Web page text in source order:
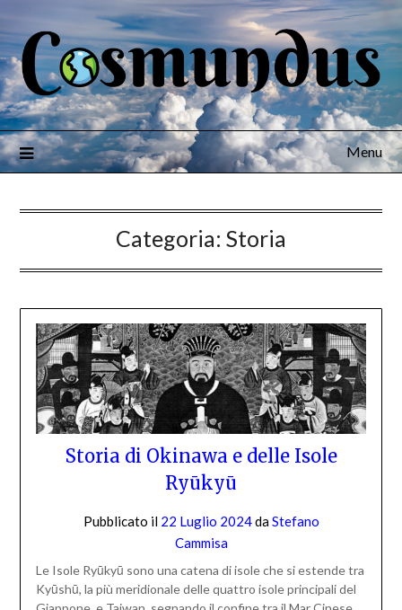
Menu
Categoria: Storia
Storia di Okinawa e delle Isole
Ryūkyū
Pubblicato il 22 Luglio 2024daStefano
Cammisa
Le Isole Ryūkyū sono una catena di isole che si estende tra
Kyūshū, la più meridionale delle quattro isole principali del